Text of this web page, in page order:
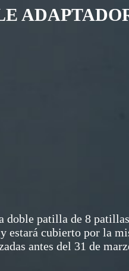
patilla de 8
estará cubierto por la
antes del 31 de